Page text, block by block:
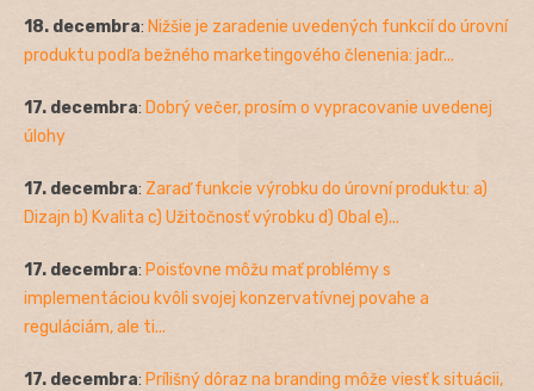
18. decembra: Nižšie je zaradenie uvedených funkcií do úrovní
produktu podľa bežného marketingového členenia: jadr...
17. decembra: Dobrý večer, prosím o vypracovanie uvedenej
úlohy
17. decembra: Zaraď funkcie výrobku do úrovní produktu: a)
Dizajn b) Kvalita c) Užitočnosť výrobku d) Obal e)...
17. decembra: Poisťovne môžu mať problémy s
implementáciou kvôli svojej konzervatívnej povahe a
reguláciám, ale ti...
17. decembra: Prílišný dôraz na branding môže viesť k situácii,